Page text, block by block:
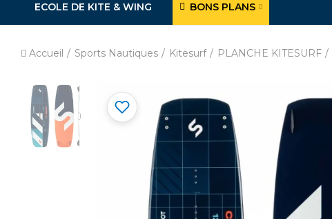
ECOLE DE KITE & WING BONS PLANS
Accueil Sports Nautiques Kitesurf PLANCHE KITESURF